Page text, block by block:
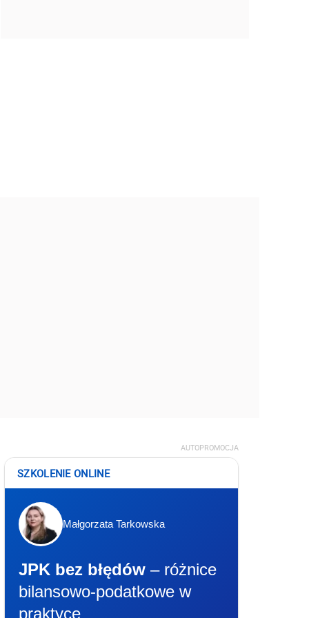
AUTOPROMOCJA
SZKOLENIE ONLINE
Małgorzata Tarkowska
JPK bez błędów – różnice
bilansowo-podatkowe w
praktyce